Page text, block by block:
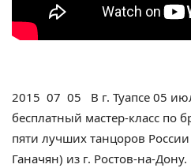
2015 07 05 В г. Туапсе 05
бесплатный мастер-класс по
пяти лучших танцоров
Ганачян) из г. Ростов-на-Дону.